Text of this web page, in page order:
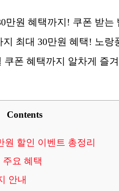
만원 혜택까지! 쿠폰 받는
최대 30만원 혜택! 노랑
쿠폰 혜택까지 알차게 즐
Contents
원 할인 이벤트 총정리
주요 혜택
안내